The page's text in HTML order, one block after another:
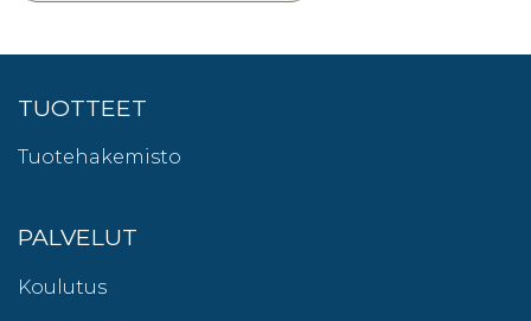
TUOTTEET
Tuotehakemisto
PALVELUT
Koulutus